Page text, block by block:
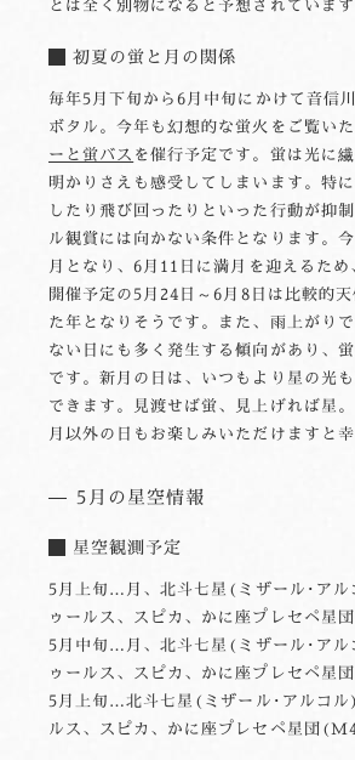
とは全く別物になると予想されています
初夏の蛍と月の関係
毎年5月下旬から6月中旬にかけて音信
ボタル。今年も幻想的な蛍火をご覧い
ーと蛍バス を催行予定です。蛍は光に
明かりさえも感受してしまいます。特
したり飛び回ったりといった行動が抑
ル観賞には向かない条件となります。
月となり、6月11日に満月を迎えるため
開催予定の5月24日～6月8日は比較的
た年となりそうです。また、雨上がり
ない日にも多く発生する傾向があり、
です。新月の日は、いつもより星の光
できます。見渡せば蛍、見上げれば星
月以外の日もお楽しみいただけますと幸
5月の星空情報
星空観測予定
5月上旬…月、北斗七星(ミザール･アル
ゥールス、スピカ、かに座プレセペ星
5月中旬…月、北斗七星(ミザール･アル
ゥールス、スピカ、かに座プレセペ星
5月上旬…北斗七星(ミザール･アルコル
ルス、スピカ、かに座プレセペ星団